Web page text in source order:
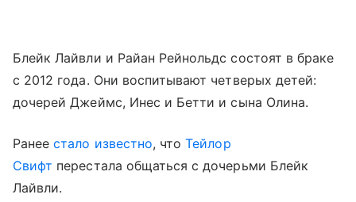
Блейк Лайвли и Райан Рейнольдс состоят в браке
с 2012 года. Они воспитывают четверых детей:
дочерей Джеймс, Инес и Бетти и сына Олина.
Ранеестало известно, чтоТейлор
Свифт перестала общаться с дочерьми Блейк
Лайвли.